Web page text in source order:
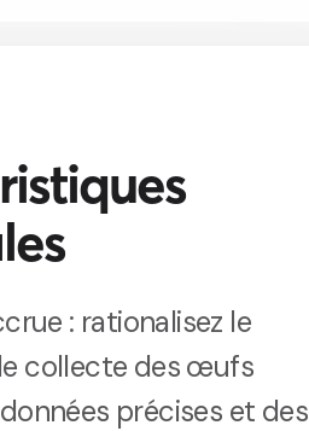
: rationalisez le
collecte des œufs
précises et des